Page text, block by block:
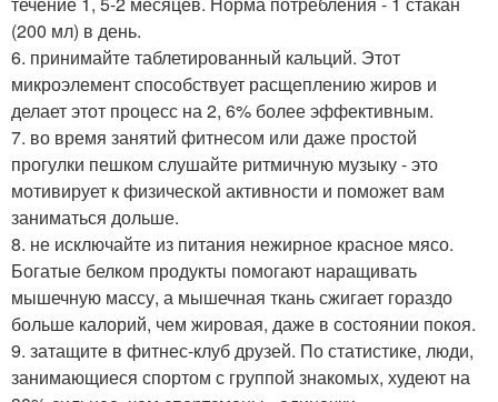
(200 мл) в день.
6. принимайте таблетированный кальций. Этот
микроэлемент способствует расщеплению жиров и
делает этот процесс на 2, 6% более эффективным.
7. во время занятий фитнесом или даже простой
прогулки пешком слушайте ритмичную музыку - это
мотивирует к физической активности и поможет вам
заниматься дольше.
8. не исключайте из питания нежирное красное мясо.
Богатые белком продукты помогают наращивать
мышечную массу, а мышечная ткань сжигает гораздо
больше калорий, чем жировая, даже в состоянии покоя.
9. затащите в фитнес-клуб друзей. По статистике, люди,
занимающиеся спортом с группой знакомых, худеют на